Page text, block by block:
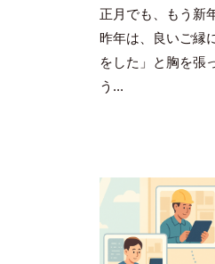
豪
正月でも、もう新
昨年は、良いご縁
をした」と胸を張
う...